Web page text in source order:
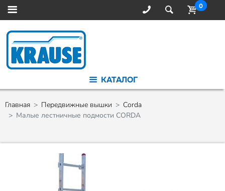
0
КАТАЛОГ
Главная Передвижные вышки
Corda
Малые лестничные подмости CORDA